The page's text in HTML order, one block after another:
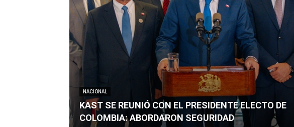
NACIONAL
KAST SE REUNIÓ CON EL PRESIDENTE ELECTO DE
COLOMBIA: ABORDARON SEGURIDAD